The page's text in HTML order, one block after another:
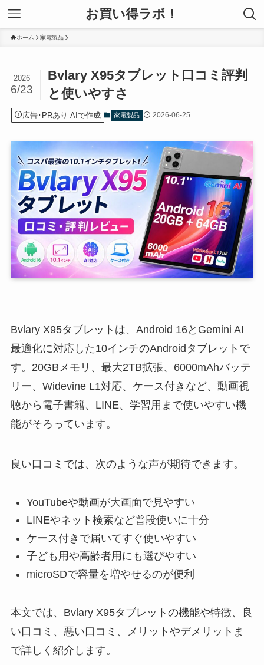
お買い得ラボ！
ホーム 家電製品
Bvlary X95タブレット口コミ評判
と使いやすさ
2026
6/23
広告･PRあり AIで作成 家電製品 2026-06-25
Bvlary X95タブレットは、Android 16とGemini AI
最適化に対応した10インチのAndroidタブレットで
す。20GBメモリ、最大2TB拡張、6000mAhバッテ
リー、Widevine L1対応、ケース付きなど、動画視
聴から電子書籍、LINE、学習用まで使いやすい機
能がそろっています。
良い口コミでは、次のような声が期待できます。
YouTubeや動画が大画面で見やすい
LINEやネット検索など普段使いに十分
ケース付きで届いてすぐ使いやすい
子ども用や高齢者用にも選びやすい
microSDで容量を増やせるのが便利
本文では、Bvlary X95タブレットの機能や特徴、良
い口コミ、悪い口コミ、メリットやデメリットま
で詳しく紹介します。